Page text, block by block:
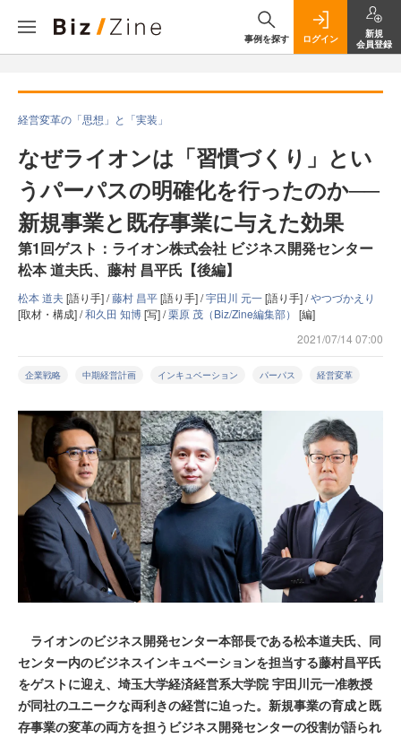
事例を探す ログイン
新規
会員登録
経営変革の「思想」と「実装」
なぜライオンは「習慣づくり」とい
うパーパスの明確化を行ったのか──
新規事業と既存事業に与えた効果
第1回ゲスト：ライオン株式会社 ビジネス開発センター
松本 道夫氏、藤村 昌平氏【後編】
松本 道夫 [語り手] /藤村 昌平[語り手] /宇田川 元一[語り手] /やつづかえり
[取材・構成] /和久田 知博[写] /栗原 茂（Biz/Zine編集部） [編]
2021/07/14 07:00
企業戦略 中期経営計画 インキュベーション パーパス 経営変革
ライオンのビジネス開発センター本部長である松本道夫氏、同
センター内のビジネスインキュベーションを担当する藤村昌平氏
をゲストに迎え、埼玉大学経済経営系大学院 宇田川元一准教授
が同社のユニークな両利きの経営に迫った。新規事業の育成と既
存事業の変革の両方を担うビジネス開発センターの役割が語られ